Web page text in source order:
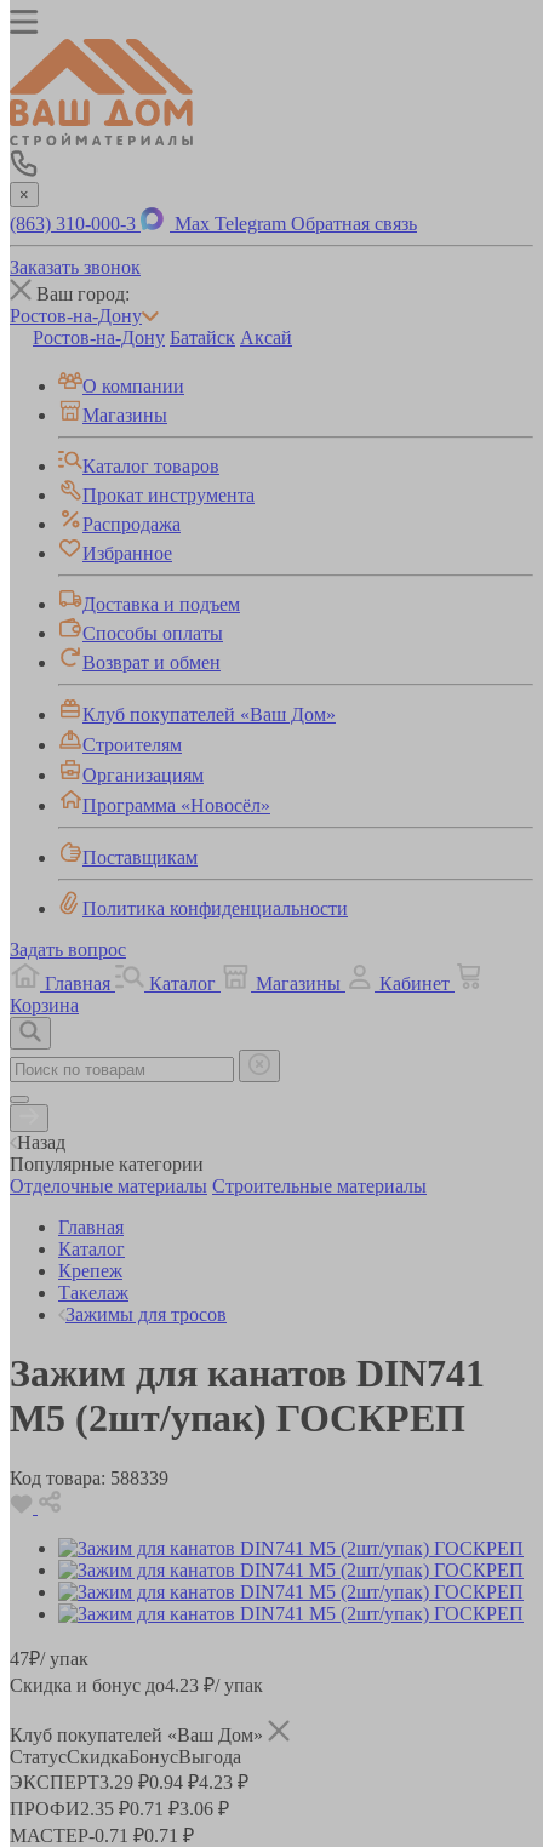
×
(863) 310-000-3 Max Telegram Обратная связь
Заказать звонок
Ваш город:
Ростов-на-Дону
Ростов-на-Дону Батайск Аксай
О компании
Магазины
Каталог товаров
Прокат инструмента
Распродажа
Избранное
Доставка и подъем
Способы оплаты
Возврат и обмен
Клуб покупателей «Ваш Дом»
Строителям
Организациям
Программа «Новосёл»
Поставщикам
Политика конфиденциальности
Задать вопрос
Главная
Каталог Магазины
Кабинет
Корзина
Назад
Популярные категории
Отделочные материалы Строительные материалы
Главная
Каталог
Крепеж
Такелаж
Зажимы для тросов
Зажим для канатов DIN741
М5 (2шт/упак) ГОСКРЕП
Код товара: 588339
47₽/ упак
Скидка и бонус до4.23 ₽/ упак
Клуб покупателей «Ваш Дом»
СтатусСкидкаБонусВыгода
ЭКСПЕРТ3.29 ₽0.94 ₽4.23 ₽
ПРОФИ2.35 ₽0.71 ₽3.06 ₽
МАСТЕР-0.71 ₽0.71 ₽